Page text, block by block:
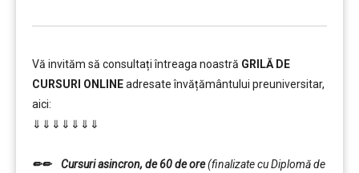
Vă invităm să consultați întreaga noastră GRILĂ DE
CURSURI ONLINEadresate învățământului preuniversitar,
aici:
⇓⇓⇓⇓⇓⇓⇓
✏✏
Cursuri asincron, de 60 de ore(finalizate cu Diplomă de